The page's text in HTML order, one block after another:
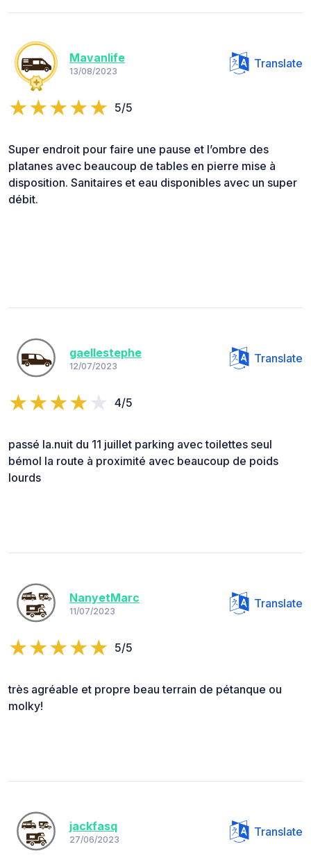
Mavanlife
13/08/2023
Translate
5/5
Super endroit pour faire une pause et l’ombre des
platanes avec beaucoup de tables en pierre mise à
disposition. Sanitaires et eau disponibles avec un super
débit.
gaellestephe
12/07/2023
Translate
4/5
passé la.nuit du 11 juillet parking avec toilettes seul
bémol la route à proximité avec beaucoup de poids
lourds
NanyetMarc
11/07/2023
Translate
5/5
très agréable et propre beau terrain de pétanque ou
molky!
jackfasq
27/06/2023
Translate